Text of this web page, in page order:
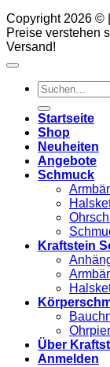
Copyright 2026 ©
Preise verstehen
Versand!
Suchen
nach:
Startseite
Shop
Neuheiten
Angebote
Schmuck
Kraftstein
Über
Anmelden